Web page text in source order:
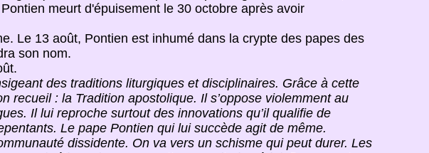
meurt d'épuisement le 30 octobre après avoir
Le 13 août, Pontien est inhumé dans la crypte des papes des
son nom.
des traditions liturgiques et disciplinaires. Grâce à cette
recueil : la Tradition apostolique. Il s’oppose violemment au
Il lui reproche surtout des innovations qu’il qualifie de
Le pape Pontien qui lui succède agit de même.
dissidente. On va vers un schisme qui peut durer. Les